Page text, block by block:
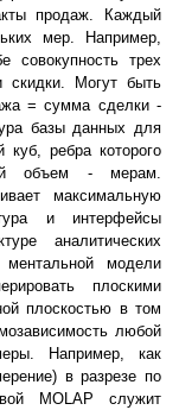
продаж. Каждый
мер. Например,
совокупность трех
Могут быть
= сумма сделки -
базы данных для
куб, ребра которого
объем - мерам.
максимальную
и интерфейсы
аналитических
модели
плоскими
плоскостью в том
любой
Например, как
в разрезе по
MOLAP служит